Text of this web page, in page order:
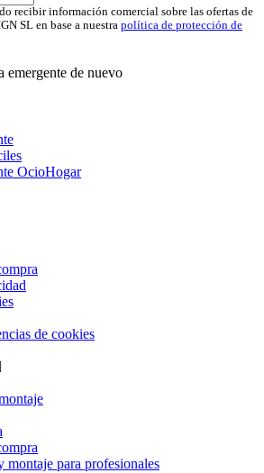
recibir información comercial sobre las ofertas de
SL en base a nuestra política de protección de
emergente de nuevo
OcioHogar
de cookies
montaje para profesionales